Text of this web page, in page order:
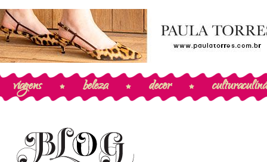
viagens beleza decor cultura